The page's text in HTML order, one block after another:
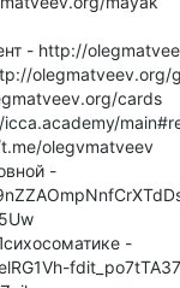
- http://
olegmatveev.org/
cards
olegvmatveev
-
-